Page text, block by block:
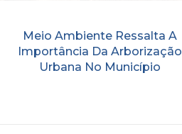
Meio Ambiente Ressalta A
Importância Da Arborização
Urbana No Município